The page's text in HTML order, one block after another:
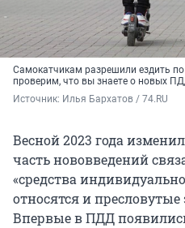
Самокатчикам разрешили ездить
проверим, что вы знаете о новых
Источник: Илья Бархатов / 74.RU
Весной 2023 года
часть нововведений
«средства
относятся и
Впервые в ПДД